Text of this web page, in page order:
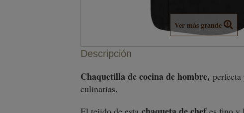
Ver más grande
Descripción
Chaquetilla de cocina de hombre, perfecta
culinarias.